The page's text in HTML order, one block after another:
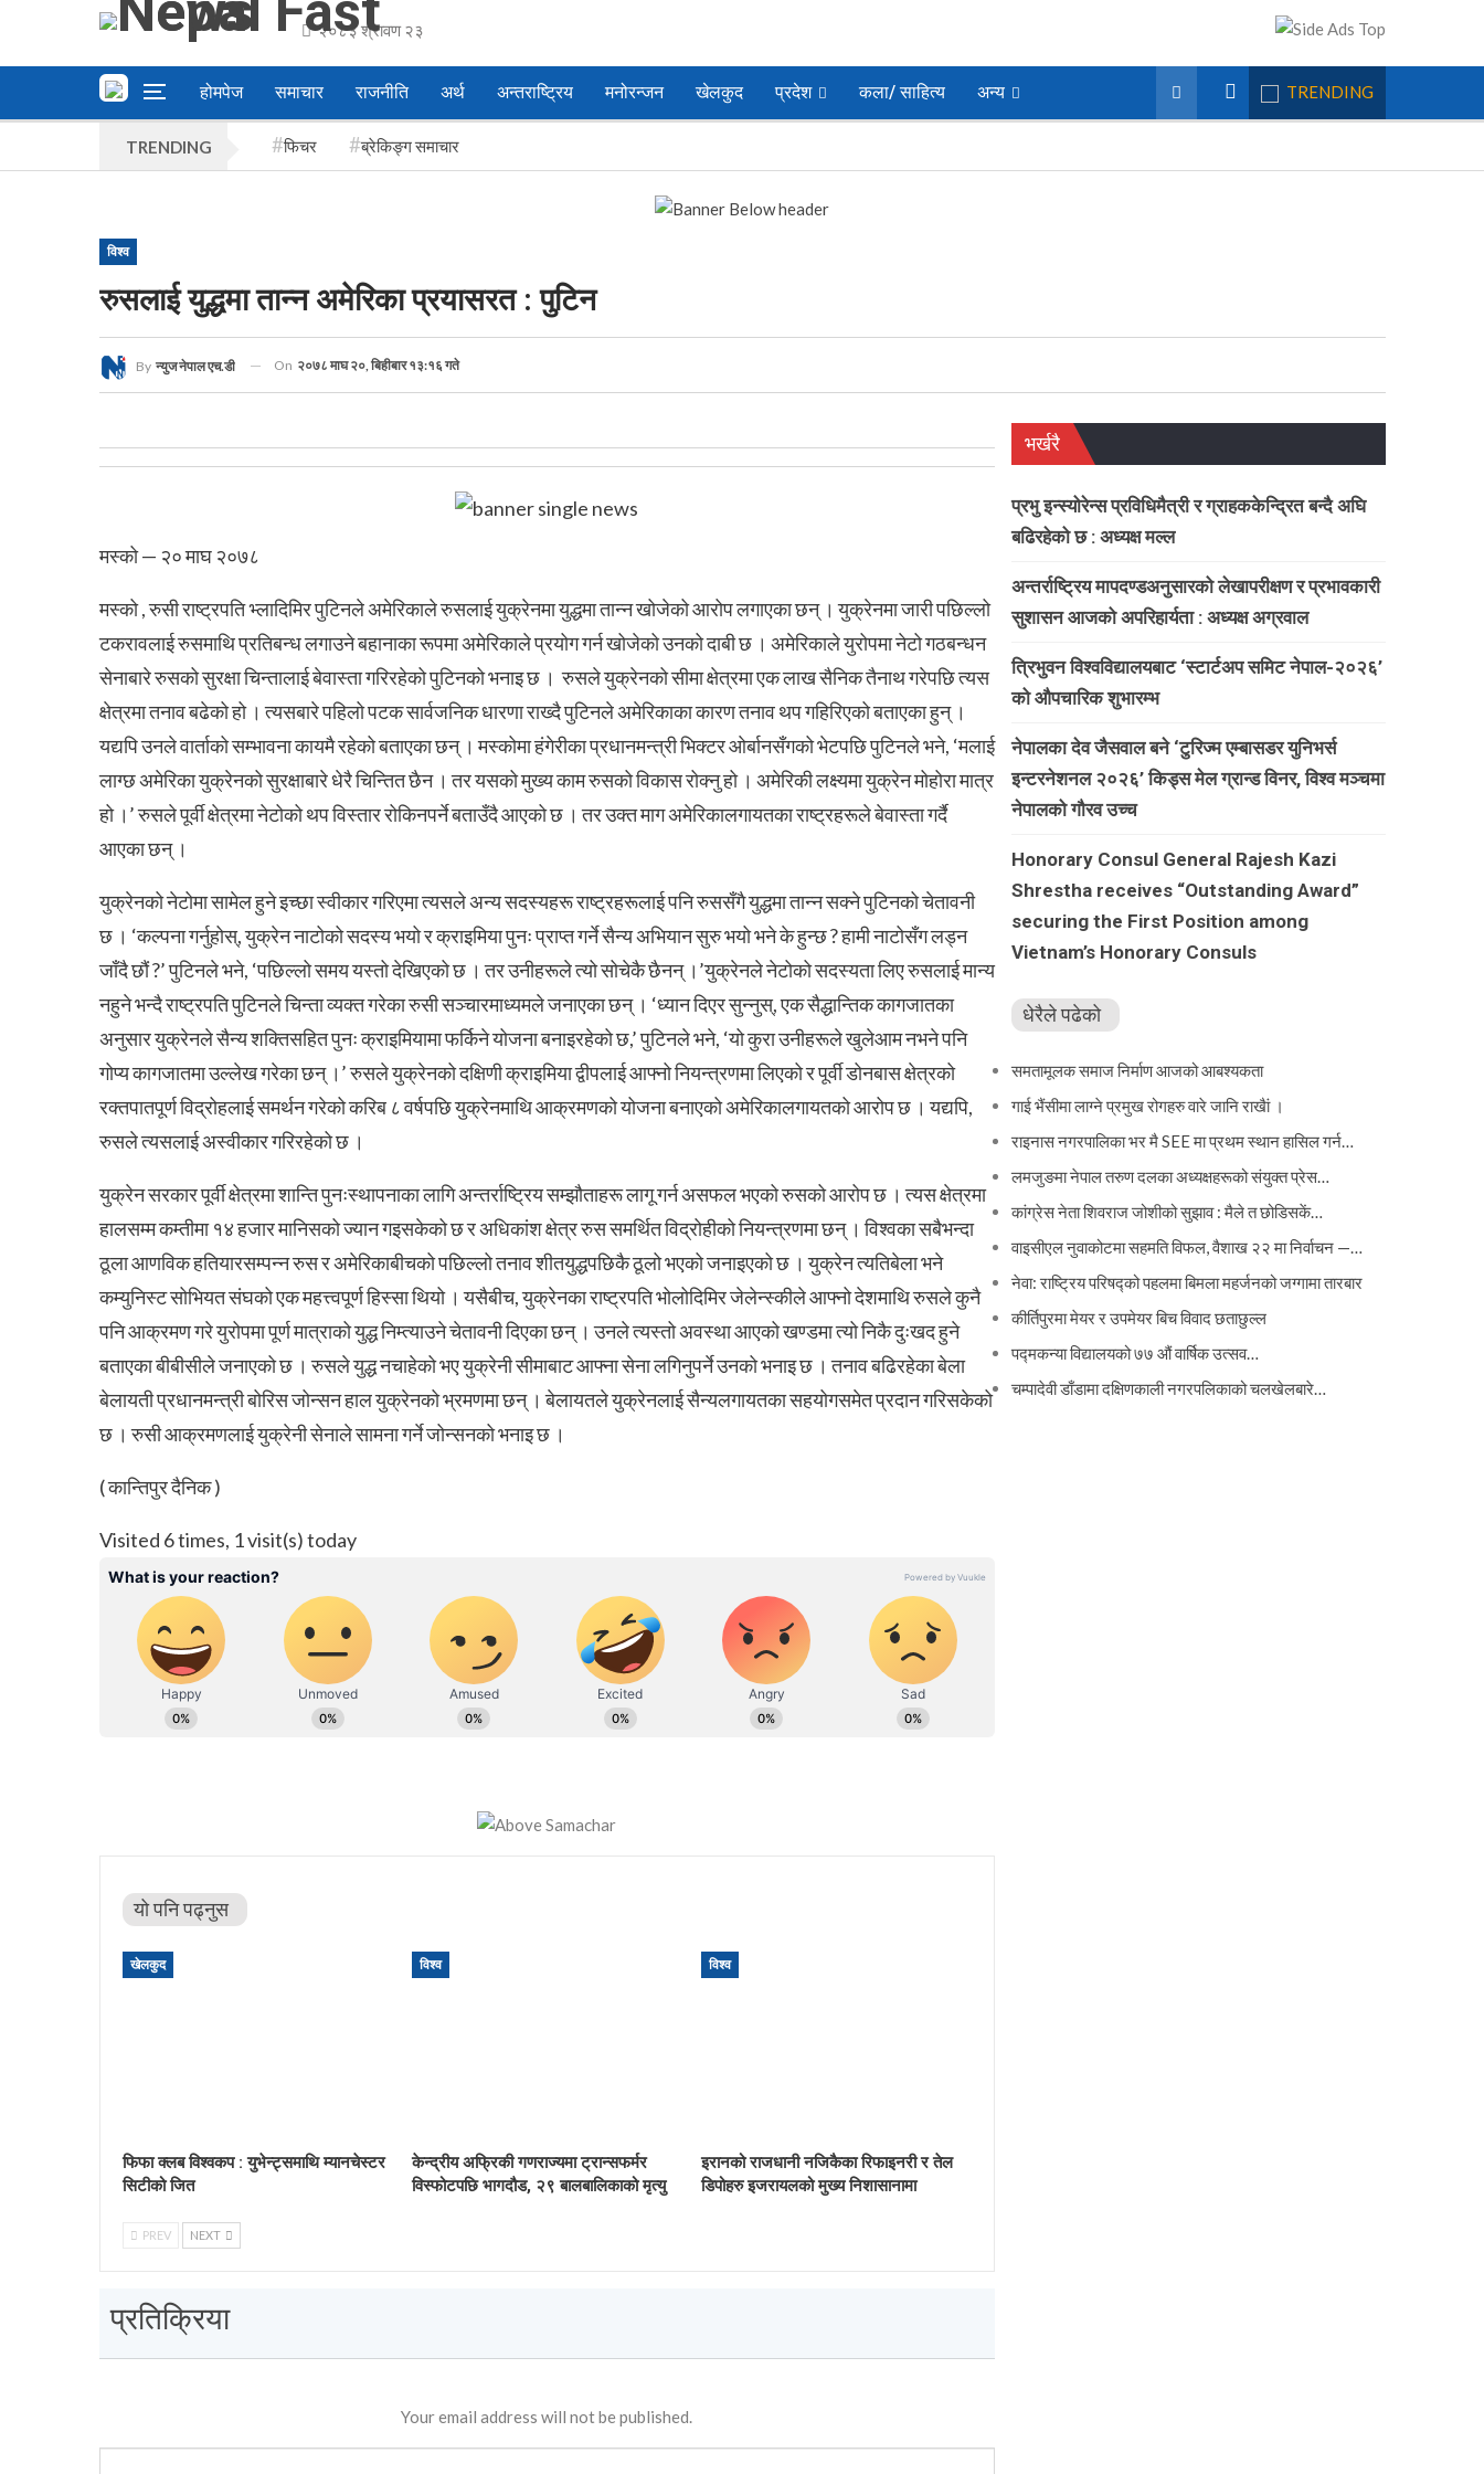
२०८३ श्रावण २३
होमपेज समाचार राजनीति अर्थ अन्तराष्ट्रिय मनोरन्जन खेलकुद प्रदेश कला/ साहित्य अन्य TRENDING
TRENDING फिचर ब्रेकिङ्ग समाचार
विश्व
रुसलाई युद्धमा तान्न अमेरिका प्रयासरत : पुटिन
By न्युज नेपाल एच.डी On २०७८ माघ २०, बिहीबार १३:१६ गते
मस्को — २० माघ २०७८
मस्को , रुसी राष्ट्रपति भ्लादिमिर पुटिनले अमेरिकाले रुसलाई युक्रेनमा युद्धमा तान्न खोजेको आरोप लगाएका छन् । युक्रेनमा जारी पछिल्लो
टकरावलाई रुसमाथि प्रतिबन्ध लगाउने बहानाका रूपमा अमेरिकाले प्रयोग गर्न खोजेको उनको दाबी छ । अमेरिकाले युरोपमा नेटो गठबन्धन
सेनाबारे रुसको सुरक्षा चिन्तालाई बेवास्ता गरिरहेको पुटिनको भनाइ छ ।रुसले युक्रेनको सीमा क्षेत्रमा एक लाख सैनिक तैनाथ गरेपछि त्यस
क्षेत्रमा तनाव बढेको हो । त्यसबारे पहिलो पटक सार्वजनिक धारणा राख्दै पुटिनले अमेरिकाका कारण तनाव थप गहिरिएको बताएका हुन् ।
यद्यपि उनले वार्ताको सम्भावना कायमै रहेको बताएका छन् ।मस्कोमा हंगेरीका प्रधानमन्त्री भिक्टर ओर्बानसँगको भेटपछि पुटिनले भने, ‘मलाई
लाग्छ अमेरिका युक्रेनको सुरक्षाबारे धेरै चिन्तित छैन । तर यसको मुख्य काम रुसको विकास रोक्नु हो । अमेरिकी लक्ष्यमा युक्रेन मोहोरा मात्र
हो ।’ रुसले पूर्वी क्षेत्रमा नेटोको थप विस्तार रोकिनपर्ने बताउँदै आएको छ । तर उक्त माग अमेरिकालगायतका राष्ट्रहरूले बेवास्ता गर्दै
आएका छन् ।
युक्रेनको नेटोमा सामेल हुने इच्छा स्वीकार गरिएमा त्यसले अन्य सदस्यहरू राष्ट्रहरूलाई पनि रुससँगै युद्धमा तान्न सक्ने पुटिनको चेतावनी
छ । ‘कल्पना गर्नुहोस्, युक्रेन नाटोको सदस्य भयो र क्राइमिया पुनः प्राप्त गर्ने सैन्य अभियान सुरु भयो भने के हुन्छ ? हामी नाटोसँग लड्न
जाँदै छौं ?’ पुटिनले भने, ‘पछिल्लो समय यस्तो देखिएको छ । तर उनीहरूले त्यो सोचेकै छैनन् ।’युक्रेनले नेटोको सदस्यता लिए रुसलाई मान्य
नहुने भन्दै राष्ट्रपति पुटिनले चिन्ता व्यक्त गरेका रुसी सञ्चारमाध्यमले जनाएका छन् । ‘ध्यान दिएर सुन्नुस्, एक सैद्धान्तिक कागजातका
अनुसार युक्रेनले सैन्य शक्तिसहित पुनः क्राइमियामा फर्किने योजना बनाइरहेको छ,’ पुटिनले भने, ‘यो कुरा उनीहरूले खुलेआम नभने पनि
गोप्य कागजातमा उल्लेख गरेका छन् ।’ रुसले युक्रेनको दक्षिणी क्राइमिया द्वीपलाई आफ्नो नियन्त्रणमा लिएको र पूर्वी डोनबास क्षेत्रको
रक्तपातपूर्ण विद्रोहलाई समर्थन गरेको करिब ८ वर्षपछि युक्रेनमाथि आक्रमणको योजना बनाएको अमेरिकालगायतको आरोप छ । यद्यपि,
रुसले त्यसलाई अस्वीकार गरिरहेको छ ।
युक्रेन सरकार पूर्वी क्षेत्रमा शान्ति पुनःस्थापनाका लागि अन्तर्राष्ट्रिय सम्झौताहरू लागू गर्न असफल भएको रुसको आरोप छ । त्यस क्षेत्रमा
हालसम्म कम्तीमा १४ हजार मानिसको ज्यान गइसकेको छ र अधिकांश क्षेत्र रुस समर्थित विद्रोहीको नियन्त्रणमा छन् । विश्वका सबैभन्दा
ठूला आणविक हतियारसम्पन्न रुस र अमेरिकाबीचको पछिल्लो तनाव शीतयुद्धपछिकै ठूलो भएको जनाइएको छ । युक्रेन त्यतिबेला भने
कम्युनिस्ट सोभियत संघको एक महत्त्वपूर्ण हिस्सा थियो ।यसैबीच, युक्रेनका राष्ट्रपति भोलोदिमिर जेलेन्स्कीले आफ्नो देशमाथि रुसले कुनै
पनि आक्रमण गरे युरोपमा पूर्ण मात्राको युद्ध निम्त्याउने चेतावनी दिएका छन् । उनले त्यस्तो अवस्था आएको खण्डमा त्यो निकै दुःखद हुने
बताएका बीबीसीले जनाएको छ । रुसले युद्ध नचाहेको भए युक्रेनी सीमाबाट आफ्ना सेना लगिनुपर्ने उनको भनाइ छ । तनाव बढिरहेका बेला
बेलायती प्रधानमन्त्री बोरिस जोन्सन हाल युक्रेनको भ्रमणमा छन् । बेलायतले युक्रेनलाई सैन्यलगायतका सहयोगसमेत प्रदान गरिसकेको
छ । रुसी आक्रमणलाई युक्रेनी सेनाले सामना गर्ने जोन्सनको भनाइ छ ।
( कान्तिपुर दैनिक )
Visited 6 times, 1 visit(s) today
यो पनि पढ्नुस
खेलकुद
फिफा क्लब विश्वकप : युभेन्ट्समाथि म्यानचेस्टर
सिटीको जित
विश्व
केन्द्रीय अफ्रिकी गणराज्यमा ट्रान्सफर्मर
विस्फोटपछि भागदौड, २९ बालबालिकाको मृत्यु
विश्व
इरानको राजधानी नजिकैका रिफाइनरी र तेल
डिपोहरु इजरायलको मुख्य निशासानामा
PREV NEXT
प्रतिक्रिया
Your email address will not be published.
भर्खरै
प्रभु इन्स्योरेन्स प्रविधिमैत्री र ग्राहककेन्द्रित बन्दै अघि
बढिरहेको छ : अध्यक्ष मल्ल
अन्तर्राष्ट्रिय मापदण्डअनुसारको लेखापरीक्षण र प्रभावकारी
सुशासन आजको अपरिहार्यता : अध्यक्ष अग्रवाल
त्रिभुवन विश्वविद्यालयबाट ‘स्टार्टअप समिट नेपाल-२०२६’
को औपचारिक शुभारम्भ
नेपालका देव जैसवाल बने ‘टुरिज्म एम्बासडर युनिभर्स
इन्टरनेशनल २०२६’ किड्स मेल ग्रान्ड विनर, विश्व मञ्चमा
नेपालको गौरव उच्च
Honorary Consul General Rajesh Kazi
Shrestha receives “Outstanding Award”
securing the First Position among
Vietnam’s Honorary Consuls
धेरैले पढेको
समतामूलक समाज निर्माण आजको आबश्यकता
गाई भैंसीमा लाग्ने प्रमुख रोगहरु वारे जानि राखैां ।
राइनास नगरपालिका भर मै SEE मा प्रथम स्थान हासिल गर्न…
लमजुङमा नेपाल तरुण दलका अध्यक्षहरूको संयुक्त प्रेस…
कांग्रेस नेता शिवराज जोशीको सुझाव : मैले त छोडिसकें…
वाइसीएल नुवाकोटमा सहमति विफल, वैशाख २२ मा निर्वाचन —…
नेवा: राष्ट्रिय परिषद्को पहलमा बिमला महर्जनको जग्गामा तारबार
कीर्तिपुरमा मेयर र उपमेयर बिच विवाद छताछुल्ल
पद्मकन्या विद्यालयको ७७ औं ‌‌वार्षिक ‌उत्सव…
चम्पादेवी डाँडामा दक्षिणकाली नगरपलिकाको चलखेलबारे…